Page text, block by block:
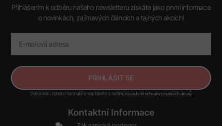
Přihlášením k odběru našeho newsletteru získáte jako první informace
o novinkách, zajímavých článcích a tajných akcích!
PŘIHLÁSIT SE
Odesláním tohoto formuláře souhlasíte s našimizásadami ochrany osobních údajů
Kontaktní Informace